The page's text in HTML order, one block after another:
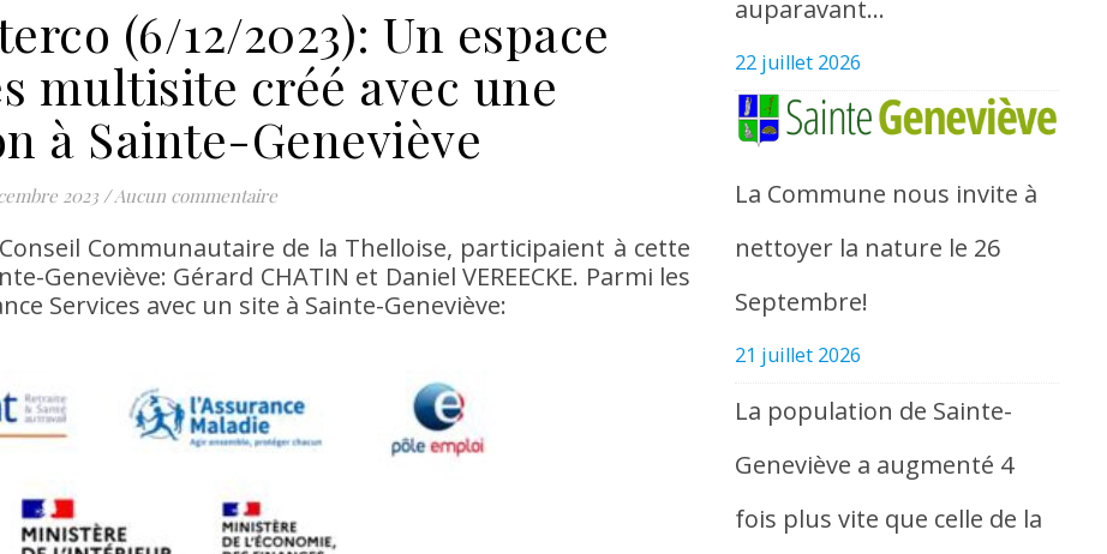
(6/12/2023): Un espace
multisite créé avec une
à Sainte-Geneviève
2023 /Aucun commentaire
Communautaire de la Thelloise, participaient à cette
Geneviève: Gérard CHATIN et Daniel VEREECKE. Parmi les
Services avec un site à Sainte-Geneviève:
auparavant…
22 juillet 2026
La Commune nous invite à
nettoyer la nature le 26
Septembre!
21 juillet 2026
La population de Sainte-
Geneviève a augmenté 4
fois plus vite que celle de la